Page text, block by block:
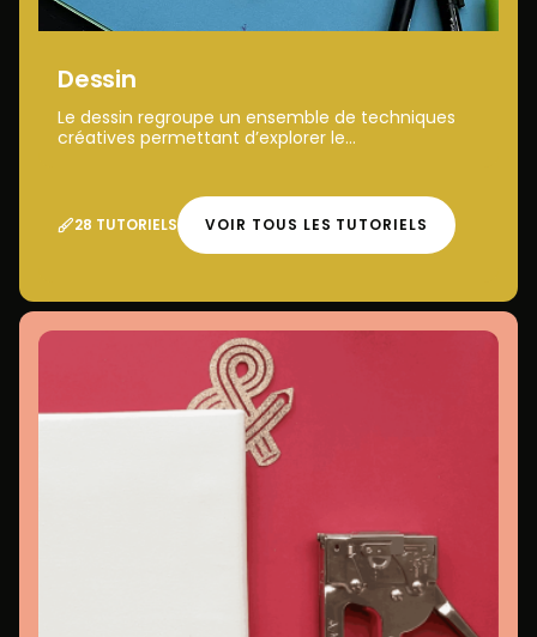
Dessin
Le dessin regroupe un ensemble de techniques
créatives permettant d’explorer le...
28 TUTORIELS VOIR TOUS LES TUTORIELS